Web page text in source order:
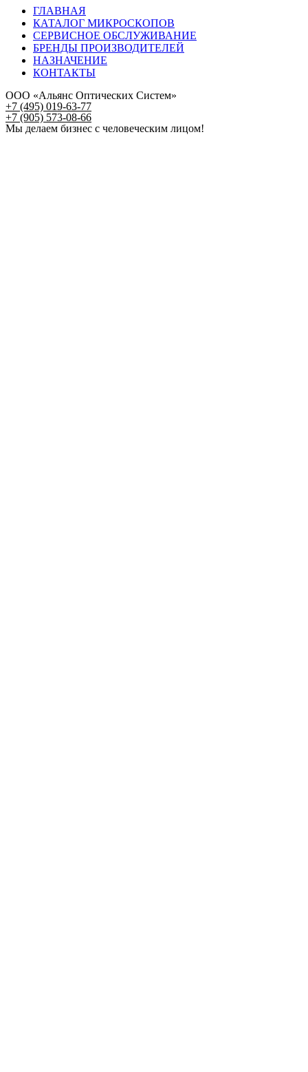
ГЛАВНАЯ
КАТАЛОГ МИКРОСКОПОВ
СЕРВИСНОЕ ОБСЛУЖИВАНИЕ
БРЕНДЫ ПРОИЗВОДИТЕЛЕЙ
НАЗНАЧЕНИЕ
КОНТАКТЫ
ООО «Альянс Оптических Систем»
+7 (495) 019-63-77
+7 (905) 573-08-66
Мы делаем бизнес с человеческим лицом!